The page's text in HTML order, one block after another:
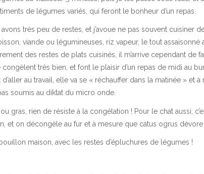
de légumes variés, qui feront le bonheur d’un repas.
très peu de restes, et j’avoue ne pas souvent cuisiner
viande ou légumineuses, riz vapeur, le tout assaisonné
des restes de plats cuisinés, il m’arrive cependant de
très bien, et font le plaisir d’un repas de midi au
au travail, elle va se « réchauffer dans la matinée » et à
soumis au diktat du micro onde.
gras, rien de résiste à la congélation ! Pour le chat aussi,
et on décongèle au fur et à mesure que catus ogrus dévore
maison, avec les restes d’épluchures de légumes !